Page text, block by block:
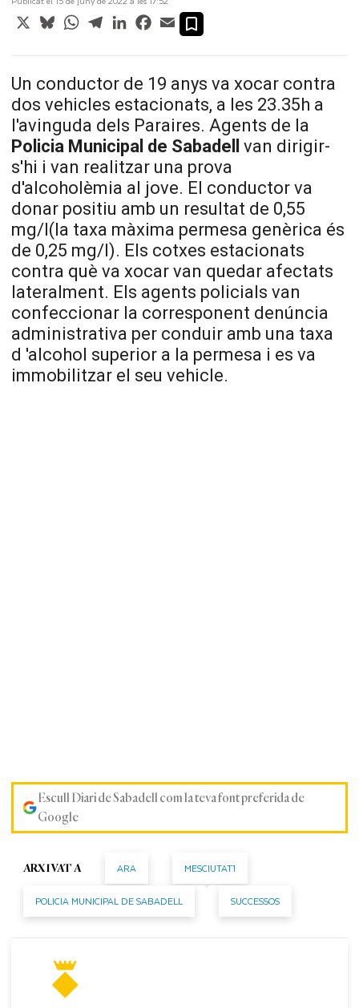
X BlueskyWhatsApp
TelegramLinkedInFacebook
Email
Un conductor de 19 anys va xocar contra
dos vehicles estacionats, a les 23.35h a
l'avinguda dels Paraires. Agents de la
Policia Municipal de Sabadell
van dirigir-
s'hi i van realitzar una prova
d'alcoholèmia al jove. El conductor va
donar positiu amb un resultat de 0,55
mg/l(la taxa màxima permesa genèrica és
de 0,25 mg/l). Els cotxes estacionats
contra què va xocar van quedar afectats
lateralment. Els agents policials van
confeccionar la corresponent denúncia
administrativa per conduir amb una taxa
d 'alcohol superior a la permesa i es va
immobilitzar el seu vehicle.
Escull Diari de Sabadell com la teva font preferida de
Google
ARXIVAT A ARA MESCIUTAT1
POLICIA MUNICIPAL DE SABADELL SUCCESSOS